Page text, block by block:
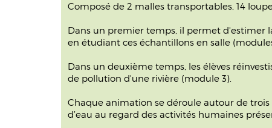
Composé de 2 malles transportables, 14
Dans un premier temps, il permet d'estimer
en étudiant ces échantillons en salle
Dans un deuxième temps, les élèves
de pollution d'une rivière (module 3).
Chaque animation se déroule autour de trois
d’eau au regard des activités humaines